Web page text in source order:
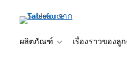
เนื้อหาผลิตภัณฑ์
Toggle sub-navigation
เรื่องราวของลู